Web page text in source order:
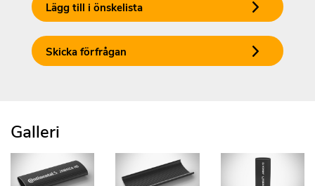
Lägg till i önskelista
Skicka förfrågan
Galleri